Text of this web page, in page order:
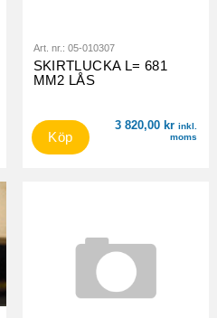
Art. nr.: 05-010307
SKIRTLUCKA L= 681
MM2 LÅS
3 820,00 kr inkl.
moms
Köp